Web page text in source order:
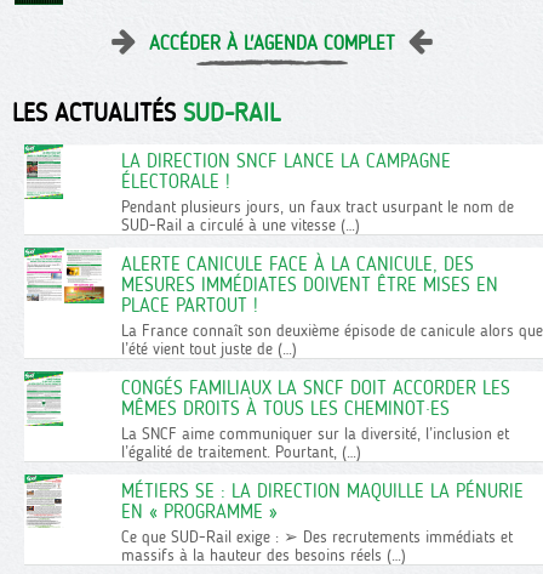
ACCÉDER À L'AGENDA COMPLET
LES ACTUALITÉS SUD-RAIL
LA DIRECTION SNCF LANCE LA CAMPAGNE
ÉLECTORALE !
Pendant plusieurs jours, un faux tract usurpant le nom de
SUD-Rail a circulé à une vitesse (…)
ALERTE CANICULE FACE À LA CANICULE, DES
MESURES IMMÉDIATES DOIVENT ÊTRE MISES EN
PLACE PARTOUT !
La France connaît son deuxième épisode de canicule alors que
l’été vient tout juste de (…)
CONGÉS FAMILIAUX LA SNCF DOIT ACCORDER LES
MÊMES DROITS À TOUS LES CHEMINOT·ES
La SNCF aime communiquer sur la diversité, l’inclusion et
l’égalité de traitement. Pourtant, (…)
MÉTIERS SE : LA DIRECTION MAQUILLE LA PÉNURIE
EN « PROGRAMME »
Ce que SUD-Rail exige : ➢ Des recrutements immédiats et
massifs à la hauteur des besoins réels (…)